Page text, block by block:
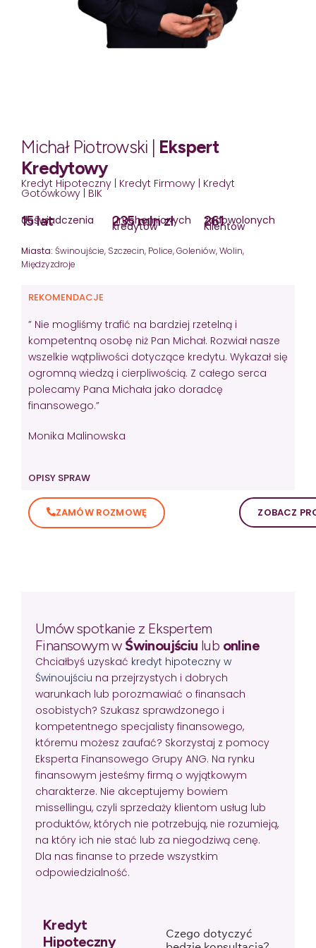
Michał Piotrowski | Ekspert
Kredytowy
Kredyt Hipoteczny | Kredyt Firmowy | Kredyt
Gotówkowy | BIK
15 lat
doświadczenia 235 mln zł
uruchomionych
kredytów 261
zadowolonych
Klientów
Miasta: Świnoujście, Szczecin, Police, Goleniów, Wolin,
Międzyzdroje
REKOMENDACJE
” Nie mogliśmy trafić na bardziej rzetelną i
kompetentną osobę niż Pan Michał. Rozwiał nasze
wszelkie wątpliwości dotyczące kredytu. Wykazał się
ogromną wiedzą i cierpliwością. Z całego serca
polecamy Pana Michała jako doradcę
finansowego.”
Monika Malinowska
OPISY SPRAW
ZAMÓW ROZMOWĘ ZOBACZ
Umów spotkanie z Ekspertem
Finansowym wŚwinoujściu lub online
Chciałbyś uzyskać kredyt hipoteczny w
Świnoujściu na przejrzystych i dobrych
warunkach lub porozmawiać o finansach
osobistych? Szukasz sprawdzonego i
kompetentnego specjalisty finansowego,
któremu możesz zaufać? Skorzystaj z pomocy
Eksperta Finansowego Grupy ANG. Na rynku
finansowym jesteśmy firmą o wyjątkowym
charakterze. Nie akceptujemy bowiem
missellingu, czyli sprzedaży klientom usług lub
produktów, których nie potrzebują, nie rozumieją,
na który ich nie stać lub za niegodziwą cenę.
Dla nas finanse to przede wszystkim
odpowiedzialność.
Kredyt
Hipoteczny
Czego dotyczyć